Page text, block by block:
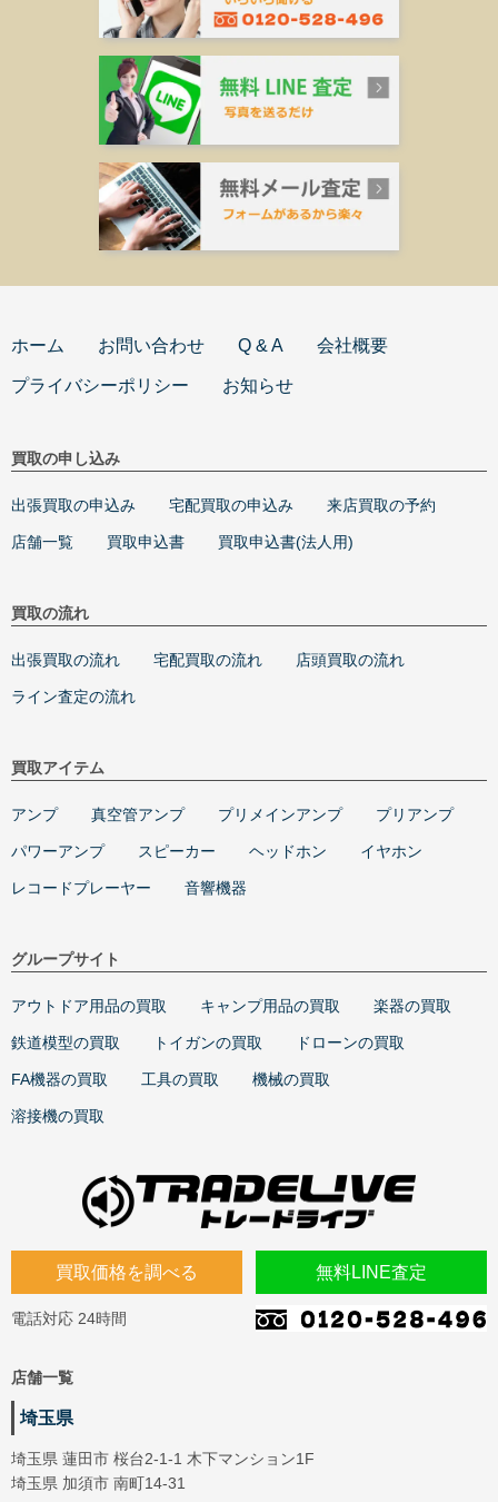
買取価格を調べる 無料LINE査定
電話対応 24時間
店舗一覧
埼玉県
埼玉県 蓮田市 桜台2-1-1 木下マンション1F
埼玉県 加須市 南町14-31
ホーム お問い合わせ Q & A 会社概要
プライバシーポリシー お知らせ
買取の申し込み
出張買取の申込み 宅配買取の申込み 来店買取の予約
店舗一覧 買取申込書 買取申込書(法人用)
買取の流れ
出張買取の流れ 宅配買取の流れ 店頭買取の流れ
ライン査定の流れ
買取アイテム
アンプ 真空管アンプ プリメインアンプ プリアンプ
パワーアンプ スピーカー ヘッドホン イヤホン
レコードプレーヤー 音響機器
グループサイト
アウトドア用品の買取 キャンプ用品の買取 楽器の買取
鉄道模型の買取 トイガンの買取 ドローンの買取
FA機器の買取 工具の買取 機械の買取
溶接機の買取